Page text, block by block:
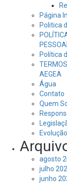
Página
Politica
Política
AEGEA
Água
Contato
Quem
agosto
julho
junho